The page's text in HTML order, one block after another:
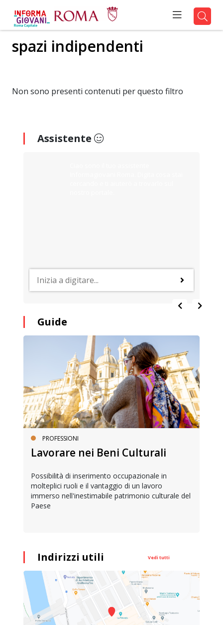
spazi indipendenti
Non sono presenti contenuti per questo filtro
Assistente
Guide
PROFESSIONI
Lavorare nei Beni Culturali
Possibilità di inserimento occupazionale in
molteplici ruoli e il vantaggio di un lavoro
immerso nell'inestimabile patrimonio culturale del
Paese
Indirizzi utili Vedi tutti